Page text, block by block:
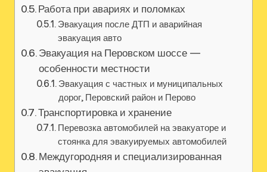
Работа при авариях и поломках
Эвакуация после ДТП и аварийная
эвакуация авто
Эвакуация на Перовском шоссе —
особенности местности
Эвакуация с частных и муниципальных
дорог, Перовский район и Перово
Транспортировка и хранение
Перевозка автомобилей на эвакуаторе и
стоянка для эвакуируемых автомобилей
Междугородняя и специализированная